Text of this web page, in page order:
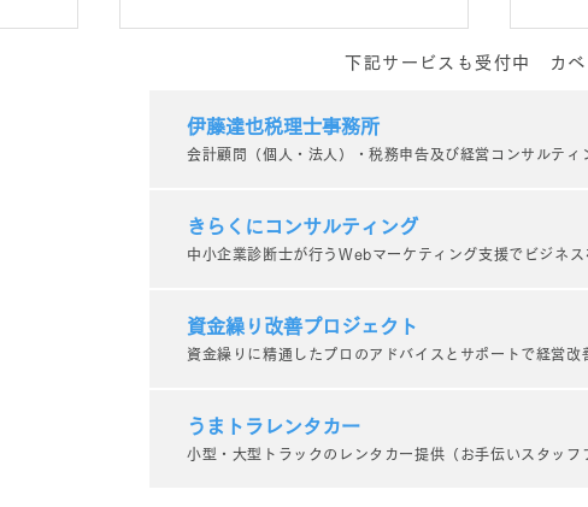
×カラーセラピー】_個人コン
サルティング
や
下記サービスも受付中 カベ
伊藤達也税理士事務所
会計顧問（個人・法人）・税務申告及び経営コンサルティ
きらくにコンサルティング
中小企業診断士が行うWebマーケティング支援でビジネス
資金繰り改善プロジェクト
資金繰りに精通したプロのアドバイスとサポートで経営改
うまトラレンタカー
小型・大型トラックのレンタカー提供（お手伝いスタッフ